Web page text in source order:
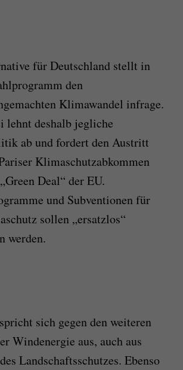
für Deutschland stellt in
den
Klimawandel infrage.
lehnt deshalb jegliche
ab und fordert den Austritt
Klimaschutzabkommen
Deal“ der EU.
und Subventionen für
sollen „ersatzlos“
werden.
sich gegen den weiteren
Windenergie aus, auch aus
Landschaftsschutzes. Ebenso